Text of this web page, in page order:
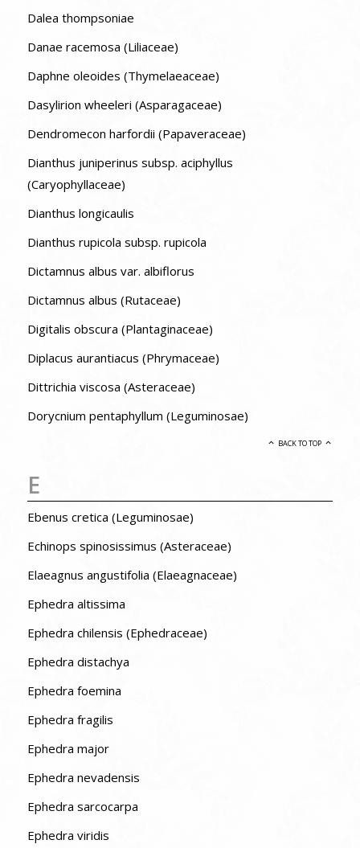
Dalea thompsoniae
Danae racemosa (Liliaceae)
Daphne oleoides (Thymelaeaceae)
Dasylirion wheeleri (Asparagaceae)
Dendromecon harfordii (Papaveraceae)
Dianthus juniperinus subsp. aciphyllus
(Caryophyllaceae)
Dianthus longicaulis
Dianthus rupicola subsp. rupicola
Dictamnus albus var. albiflorus
Dictamnus albus (Rutaceae)
Digitalis obscura (Plantaginaceae)
Diplacus aurantiacus (Phrymaceae)
Dittrichia viscosa (Asteraceae)
Dorycnium pentaphyllum (Leguminosae)
BACK TO TOP
E
Ebenus cretica (Leguminosae)
Echinops spinosissimus (Asteraceae)
Elaeagnus angustifolia (Elaeagnaceae)
Ephedra altissima
Ephedra chilensis (Ephedraceae)
Ephedra distachya
Ephedra foemina
Ephedra fragilis
Ephedra major
Ephedra nevadensis
Ephedra sarcocarpa
Ephedra viridis